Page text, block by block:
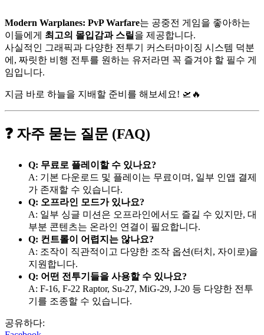
Modern Warplanes: PvP Warfare는 공중전 게임을 좋아하는
이들에게 최고의 몰입감과 스릴 을 제공합니다.
사실적인 그래픽과 다양한 전투기 커스터마이징 시스템 덕분
에, 짜릿한 비행 전투를 원하는 유저라면 꼭 즐겨야 할 필수 게
임입니다.
지금 바로 하늘을 지배할 준비를 해보세요! 🛫🔥
❓ 자주 묻는 질문 (FAQ)
Q: 무료로 플레이할 수 있나요?
A: 기본 다운로드 및 플레이는 무료이며, 일부 인앱 결제
가 존재할 수 있습니다.
Q: 오프라인 모드가 있나요?
A: 일부 싱글 미션은 오프라인에서도 즐길 수 있지만, 대
부분 콘텐츠는 온라인 연결이 필요합니다.
Q: 컨트롤이 어렵지는 않나요?
A: 조작이 직관적이고 다양한 조작 옵션(터치, 자이로)을
지원합니다.
Q: 어떤 전투기들을 사용할 수 있나요?
A: F-16, F-22 Raptor, Su-27, MiG-29, J-20 등 다양한 전투
기를 조종할 수 있습니다.
공유하다: